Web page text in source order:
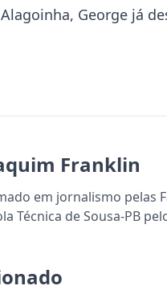
George já
Franklin
em jornalismo pelas
Técnica de Sousa-PB